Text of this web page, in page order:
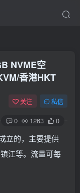
NVME空
香港HKT
关注 私信
0 1263 0
立的，主要提供
江等。流量可每